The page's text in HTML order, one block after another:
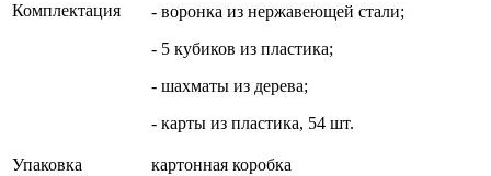
Комплектация
- воронка из нержавеющей стали;
- 5 кубиков из пластика;
- шахматы из дерева;
- карты из пластика, 54 шт.
Упаковка
картонная коробка